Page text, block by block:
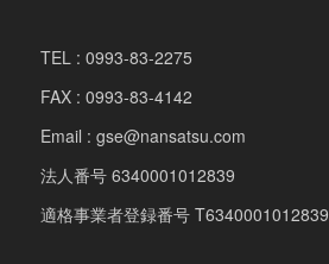
TEL : 0993-83-2275
FAX : 0993-83-4142
Email : gse@nansatsu.com
法人番号 6340001012839
適格事業者登録番号 T6340001012839